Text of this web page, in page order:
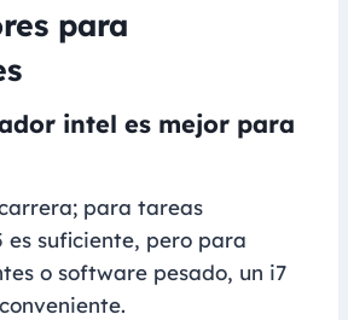
para
intel es mejor para
para tareas
es suficiente, pero para
o software pesado, un i7